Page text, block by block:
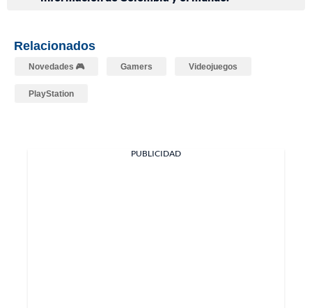
Relacionados
Novedades 🎮 Gamers Videojuegos
PlayStation
PUBLICIDAD